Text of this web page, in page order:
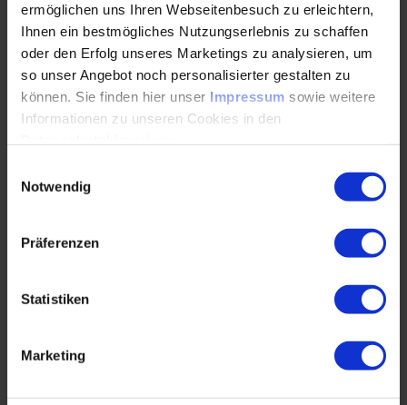
ermöglichen uns Ihren Webseitenbesuch zu erleichtern,
Ihnen ein bestmögliches Nutzungserlebnis zu schaffen
oder den Erfolg unseres Marketings zu analysieren, um
so unser Angebot noch personalisierter gestalten zu
können. Sie finden hier unser Impressum sowie weitere
Informationen zu unseren Cookies in den
Notwendig
Präferenzen
Statistiken
Marketing
Kriterien für eine optimale
Maschineneinstellung
Einfluss der Verarbeitungsparameter auf die
Bauteilqualität
Exkurs: Grundlagen der Rheologie der Kunststoffe
Typische Spritzgießfehler und systematisches Vorgehen
zur Fehlersuche
Einflussgrößen auf unterschiedliche
Typische Spritzteilfehler: Definition,
systematische Ursachen­findung und mögliche
Bindenähte, Einfallstellen, Schlieren, Grat,